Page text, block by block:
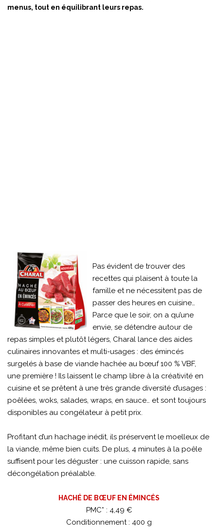
menus, tout en équilibrant leurs repas.
Pas évident de trouver des
recettes qui plaisent à toute la
famille et ne nécessitent pas de
passer des heures en cuisine…
Parce que le soir, on a qu’une
envie, se détendre autour de
repas simples et plutôt légers, Charal lance des aides
culinaires innovantes et multi-usages : des émincés
surgelés à base de viande hachée au bœuf 100 % VBF,
une première ! Ils laissent le champ libre à la créativité en
cuisine et se prêtent à une très grande diversité d’usages :
poêlées, woks, salades, wraps, en sauce… et sont toujours
disponibles au congélateur à petit prix.
Profitant d’un hachage inédit, ils préservent le moelleux de
la viande, même bien cuits. De plus, 4 minutes à la poêle
suffisent pour les déguster : une cuisson rapide, sans
décongélation préalable.
HACHÉ DE BŒUF EN ÉMINCÉS
PMC* : 4,49 €
Conditionnement : 400 g